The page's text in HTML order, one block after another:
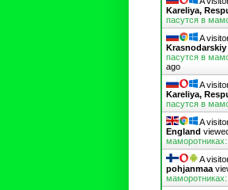
Kareliya,
пасутся в
A
Krasnodarskiy
пасутся в
ago
A
Kareliya,
пасутся в
A
England
A
pohjanmaa